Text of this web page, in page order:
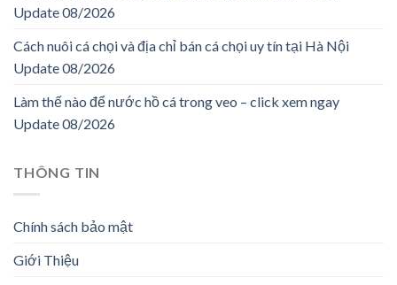
Update 08/2026
Cách nuôi cá chọi và địa chỉ bán cá chọi uy tín tại Hà Nội
Update 08/2026
Làm thế nào để nước hồ cá trong veo – click xem ngay
Update 08/2026
THÔNG TIN
Chính sách bảo mật
Giới Thiệu